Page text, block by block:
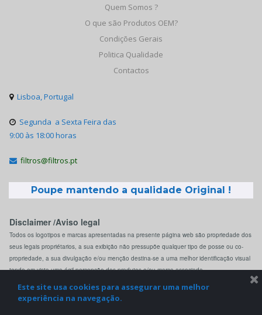
Quem Somos ?
O que são Produtos OEM?
Condições Gerais
Politica Qualidade
Contactos
 Lisboa, Portugal
 Segunda a Sexta Feira das
9:00 às 18:00 horas
 filtros@filtros.pt
Poupe mantendo a qualidade Original !
Disclaimer /Aviso legal
Todos os logotipos e marcas apresentadas na presente página web são propriedade dos
seus legais propriétarios, a sua exibição não pressupõe qualquer tipo de posse ou co-
propriedade, a sua divulgação e/ou menção destina-se a uma melhor identificação visual
tendo em vista uma ágil percepção dos produtos e/ou marca associada.
Este site usa cookies para assegurar uma melhor
experiência na navegação.